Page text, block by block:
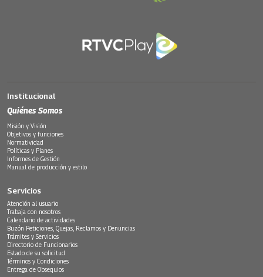
Institucional
Quiénes Somos
Misión y Visión
Objetivos y funciones
Normatividad
Políticas y Planes
Informes de Gestión
Manual de producción y estilo
Servicios
Atención al usuario
Trabaja con nosotros
Calendario de actividades
Buzón Peticiones, Quejas, Reclamos y Denuncias
Trámites y Servicios
Directorio de Funcionarios
Estado de su solicitud
Términos y Condiciones
Entrega de Obsequios